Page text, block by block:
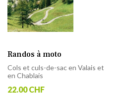
Randos à moto
Cols et culs-de-sac en Valais et
en Chablais
22.00 CHF